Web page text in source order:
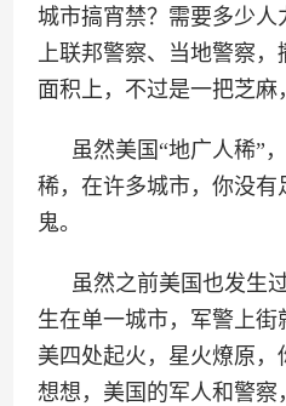
城市搞宵禁？需要多少人
上联邦警察、当地警察，
面积上，不过是一把芝麻
虽然美国“地广人稀”
稀，在许多城市，你没
鬼。
虽然之前美国也发生
生在单一城市，军警上
美四处起火，星火燎原
想想，美国的军人和警察